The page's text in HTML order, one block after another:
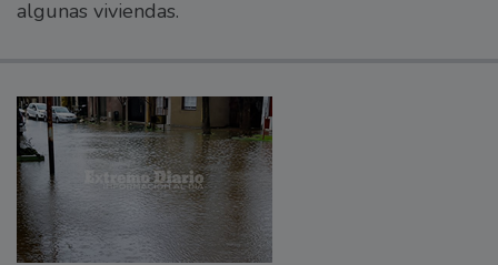
algunas viviendas.